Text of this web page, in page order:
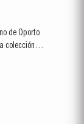
de Oporto
colección
cuales son vinos
madurez en